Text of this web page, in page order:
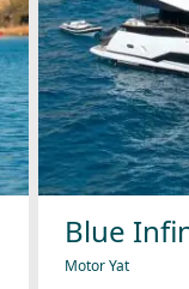
Blue
Motor Yat